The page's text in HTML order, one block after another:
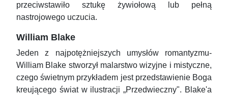
przeciwstawiło sztukę żywiołową lub pełną
nastrojowego uczucia.
William Blake
Jeden z najpotężniejszych umysłów romantyzmu-
William Blake stworzył malarstwo wizyjne i mistyczne,
czego świetnym przykładem jest przedstawienie Boga
kreującego świat w ilustracji „Przedwieczny". Blake'a